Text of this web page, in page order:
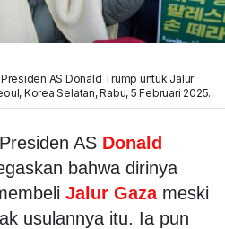
AS Donald Trump untuk Jalur
Korea Selatan, Rabu, 5 Februari 2025.
AS Donald
bahwa dirinya
Jalur Gaza meski
usulannya itu. Ia pun